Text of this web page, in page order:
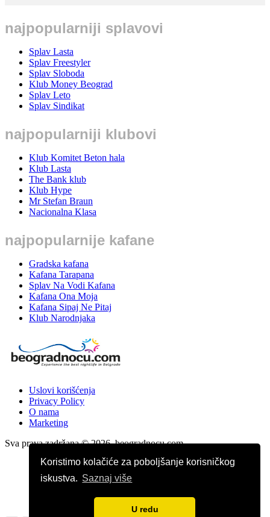
Koristimo kolačiće za poboljšanje korisničkog
iskustva. Saznaj više
U redu
najpopularniji splavovi
Splav Lasta
Splav Freestyler
Splav Sloboda
Klub Money Beograd
Splav Leto
Splav Sindikat
najpopularniji klubovi
Klub Komitet Beton hala
Klub Lasta
The Bank klub
Klub Hype
Mr Stefan Braun
Nacionalna Klasa
najpopularnije kafane
Gradska kafana
Kafana Tarapana
Splav Na Vodi Kafana
Kafana Ona Moja
Kafana Sipaj Ne Pitaj
Klub Narodnjaka
Uslovi korišćenja
Privacy Policy
O nama
Marketing
Sva prava zadržana © 2026. beogradnocu.com